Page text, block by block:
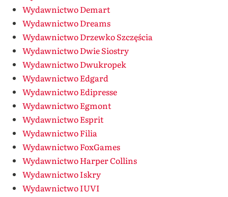
Wydawnictwo Demart
Wydawnictwo Dreams
Wydawnictwo Drzewko Szczęścia
Wydawnictwo Dwie Siostry
Wydawnictwo Dwukropek
Wydawnictwo Edgard
Wydawnictwo Edipresse
Wydawnictwo Egmont
Wydawnictwo Esprit
Wydawnictwo Filia
Wydawnictwo FoxGames
Wydawnictwo Harper Collins
Wydawnictwo Iskry
Wydawnictwo IUVI